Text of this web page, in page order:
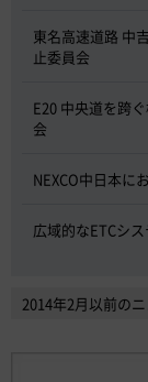
東名高速道路 中
止委員会
E20 中央道を跨
会
NEXCO中日本に
広域的なETCシ
2014年2月以前の